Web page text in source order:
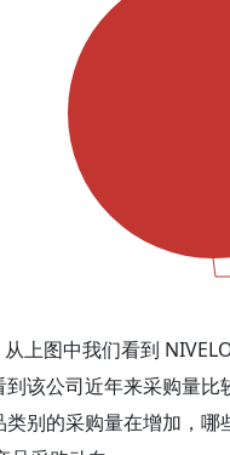
上图中我们看到
到该公司近年来采购量
别的采购量在增加，哪